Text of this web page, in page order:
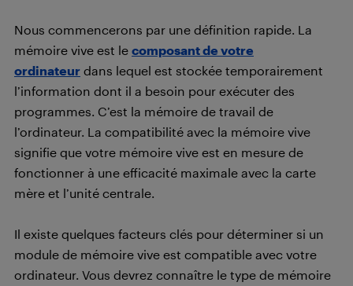
Nous commencerons par une définition rapide. La
mémoire vive est le composant de votre
ordinateur dans lequel est stockée temporairement
l’information dont il a besoin pour exécuter des
programmes. C’est la mémoire de travail de
l’ordinateur. La compatibilité avec la mémoire vive
signifie que votre mémoire vive est en mesure de
fonctionner à une efficacité maximale avec la carte
mère et l’unité centrale.
Il existe quelques facteurs clés pour déterminer si un
module de mémoire vive est compatible avec votre
ordinateur. Vous devrez connaître le type de mémoire